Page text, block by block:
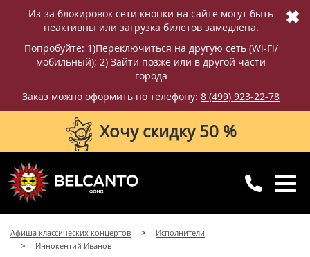
Из-за блокировок сети кнопки на сайте могут быть
неактивны или загрузка билетов замедлена.
Попробуйте: 1)Переключиться на другую сеть (Wi-Fi/
мобильный); 2) Зайти позже или в другой части
города
Заказ можно оформить по телефону: 8 (499) 923-22-78
✖
Хочу скидку 50 %
8 (499) 923-22-78
с 10:00 до 20:00
Афиша классических концертов
Исполнители
Иннокентий Иванов